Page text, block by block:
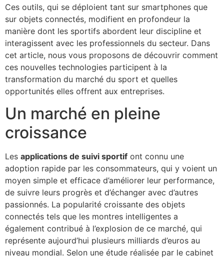
Ces outils, qui se déploient tant sur smartphones que
sur objets connectés, modifient en profondeur la
manière dont les sportifs abordent leur discipline et
interagissent avec les professionnels du secteur. Dans
cet article, nous vous proposons de découvrir comment
ces nouvelles technologies participent à la
transformation du marché du sport et quelles
opportunités elles offrent aux entreprises.
Un marché en pleine
croissance
Les applications de suivi sportif ont connu une
adoption rapide par les consommateurs, qui y voient un
moyen simple et efficace d’améliorer leur performance,
de suivre leurs progrès et d’échanger avec d’autres
passionnés. La popularité croissante des objets
connectés tels que les montres intelligentes a
également contribué à l’explosion de ce marché, qui
représente aujourd’hui plusieurs milliards d’euros au
niveau mondial. Selon une étude réalisée par le cabinet